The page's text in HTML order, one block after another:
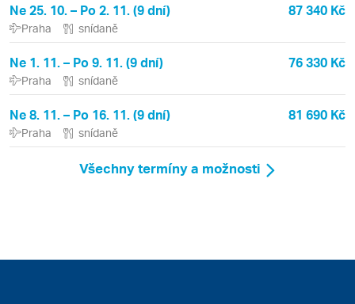
Ne 25. 10. – Po 2. 11. (9 dní) 87 340 Kč
Praha snídaně
Ne 1. 11. – Po 9. 11. (9 dní) 76 330 Kč
Praha snídaně
Ne 8. 11. – Po 16. 11. (9 dní) 81 690 Kč
Praha snídaně
Všechny termíny a možnosti